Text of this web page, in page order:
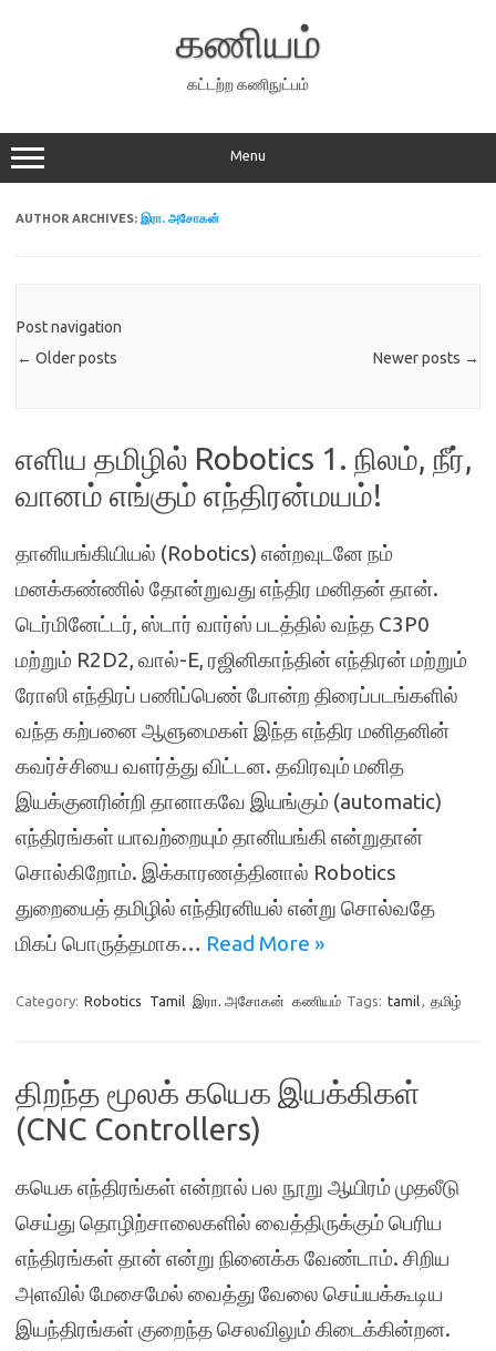
கணியம்
கட்டற்ற கணிநுட்பம்
Menu
AUTHOR ARCHIVES: இரா. அசோகன்
Post navigation
← Older posts Newer posts →
எளிய தமிழில் Robotics 1. நிலம், நீர்,
வானம் எங்கும் எந்திரன்மயம்!
தானியங்கியியல் (Robotics) என்றவுடனே நம்
மனக்கண்ணில் தோன்றுவது எந்திர மனிதன் தான்.
டெர்மினேட்டர், ஸ்டார் வார்ஸ் படத்தில் வந்த C3P0
மற்றும் R2D2, வால்-E, ரஜினிகாந்தின் எந்திரன் மற்றும்
ரோஸி எந்திரப் பணிப்பெண் போன்ற திரைப்படங்களில்
வந்த கற்பனை ஆளுமைகள் இந்த எந்திர மனிதனின்
கவர்ச்சியை வளர்த்து விட்டன. தவிரவும் மனித
இயக்குனரின்றி தானாகவே இயங்கும் (automatic)
எந்திரங்கள் யாவற்றையும் தானியங்கி என்றுதான்
சொல்கிறோம். இக்காரணத்தினால் Robotics
துறையைத் தமிழில் எந்திரனியல் என்று சொல்வதே
மிகப் பொருத்தமாக… Read More »
Category: Robotics Tamil இரா. அசோகன் கணியம் Tags: tamil, தமிழ்
திறந்த மூலக் கயெக இயக்கிகள்
(CNC Controllers)
கயெக எந்திரங்கள் என்றால் பல நூறு ஆயிரம் முதலீடு
செய்து தொழிற்சாலைகளில் வைத்திருக்கும் பெரிய
எந்திரங்கள் தான் என்று நினைக்க வேண்டாம். சிறிய
அளவில் மேசைமேல் வைத்து வேலை செய்யக்கூடிய
இயந்திரங்கள் குறைந்த செலவிலும் கிடைக்கின்றன.